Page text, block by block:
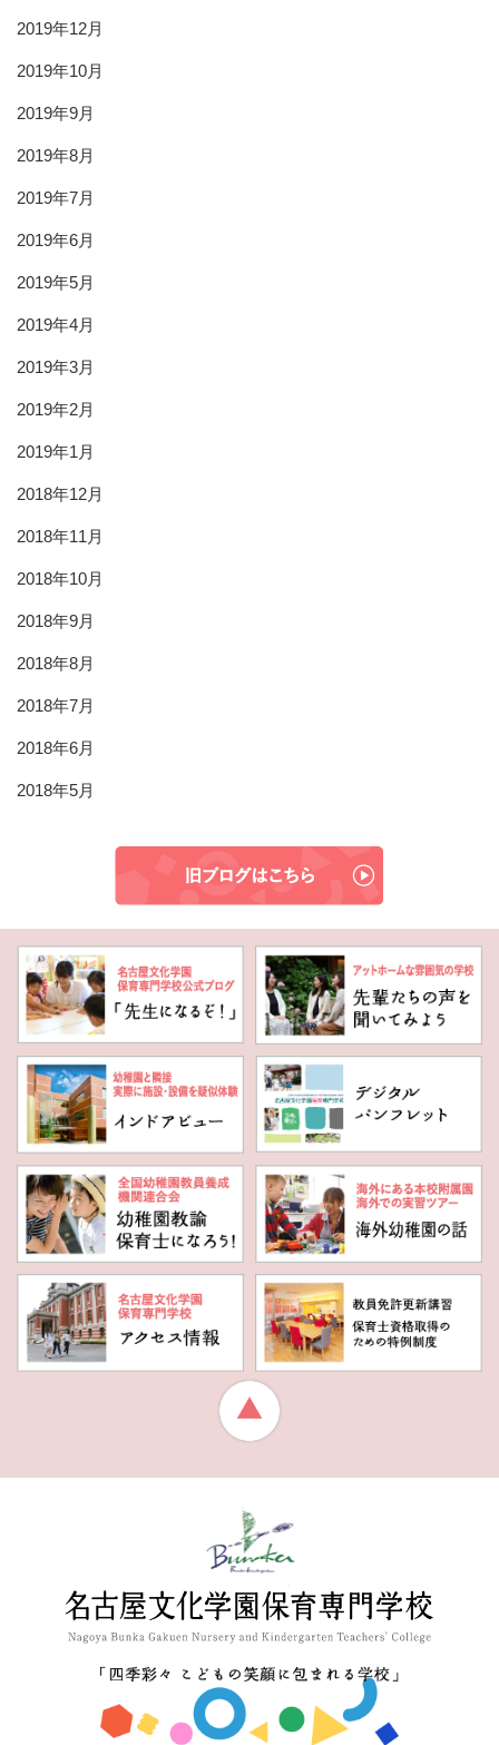
2019年12月
2019年10月
2019年9月
2019年8月
2019年7月
2019年6月
2019年5月
2019年4月
2019年3月
2019年2月
2019年1月
2018年12月
2018年11月
2018年10月
2018年9月
2018年8月
2018年7月
2018年6月
2018年5月